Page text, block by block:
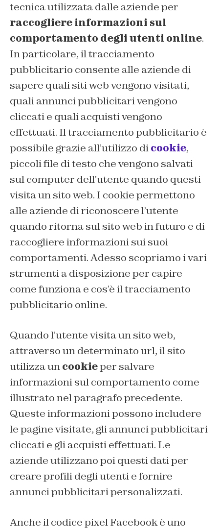
tecnica utilizzata dalle aziende per
raccogliere informazioni sul
comportamento degli utenti online.
In particolare, il tracciamento
pubblicitario consente alle aziende di
sapere quali siti web vengono visitati,
quali annunci pubblicitari vengono
cliccati e quali acquisti vengono
effettuati. Il tracciamento pubblicitario è
possibile grazie all’utilizzo dicookie,
piccoli file di testo che vengono salvati
sul computer dell’utente quando questi
visita un sito web. I cookie permettono
alle aziende di riconoscere l’utente
quando ritorna sul sito web in futuro e di
raccogliere informazioni sui suoi
comportamenti. Adesso scopriamo i vari
strumenti a disposizione per capire
come funziona e cos’è il tracciamento
pubblicitario online.
Quando l’utente visita un sito web,
attraverso un determinato url, il sito
utilizza uncookieper salvare
informazioni sul comportamento come
illustrato nel paragrafo precedente.
Queste informazioni possono includere
le pagine visitate, gli annunci pubblicitari
cliccati e gli acquisti effettuati. Le
aziende utilizzano poi questi dati per
creare profili degli utenti e fornire
annunci pubblicitari personalizzati.
Anche il codice pixel Facebook è uno